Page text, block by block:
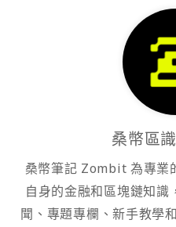
桑幣區
桑幣筆記 Zombit 為專業
自身的金融和區塊鏈知
聞、專題專欄、新手教學